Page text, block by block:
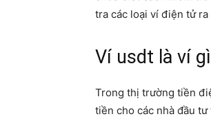
tra các loại ví điện tử ra
Ví usdt là ví
Trong thị trường tiền
tiền cho các nhà đầu